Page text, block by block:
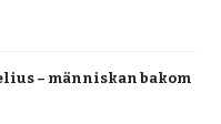
– människan bakom